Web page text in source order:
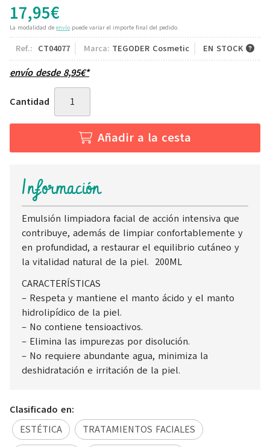
17,95€
La modalidad de envío puede variar el importe final del pedido.
Ref.: CT04077 Marca: TEGODER Cosmetic EN STOCK
envío desde 8,95€*
Cantidad
Añadir a la cesta
Información
Emulsión limpiadora facial de acción intensiva que
contribuye, además de limpiar confortablemente y
en profundidad, a restaurar el equilibrio cutáneo y
la vitalidad natural de la piel. 200ML
CARACTERÍSTICAS
– Respeta y mantiene el manto ácido y el manto
hidrolipídico de la piel.
– No contiene tensioactivos.
– Elimina las impurezas por disolución.
– No requiere abundante agua, minimiza la
deshidratación e irritación de la piel.
Clasificado en:
ESTÉTICA
TRATAMIENTOS FACIALES